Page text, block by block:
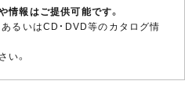
報はご提供可能です。
るいはCD・DVD等のカタログ情
い。